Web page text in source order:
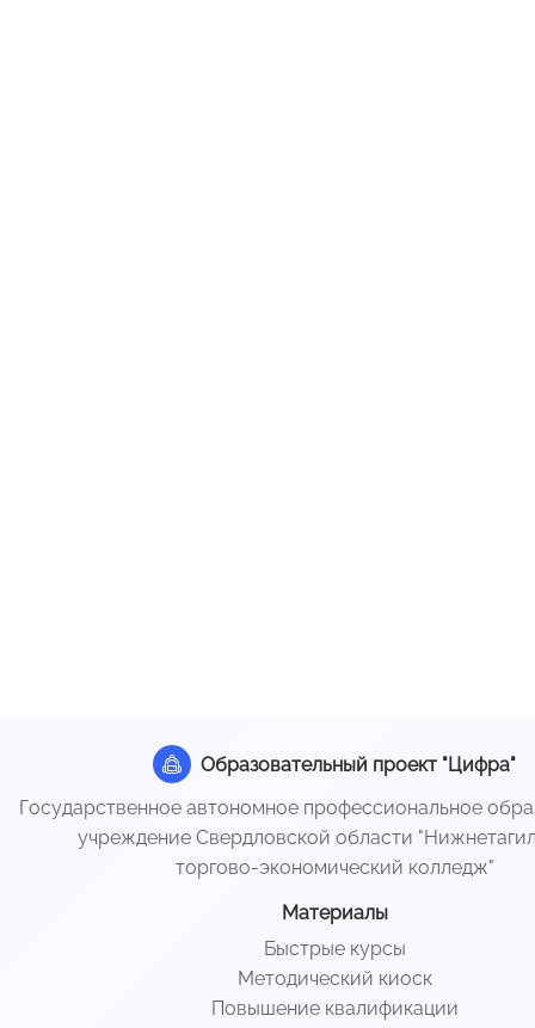
Материалы
Быстрые курсы
Методический киоск
Повышение квалификации
Образовательный проект "Цифра"
Государственное автономное профессиональное
учреждение Свердловской области
торгово-экономический колледж"